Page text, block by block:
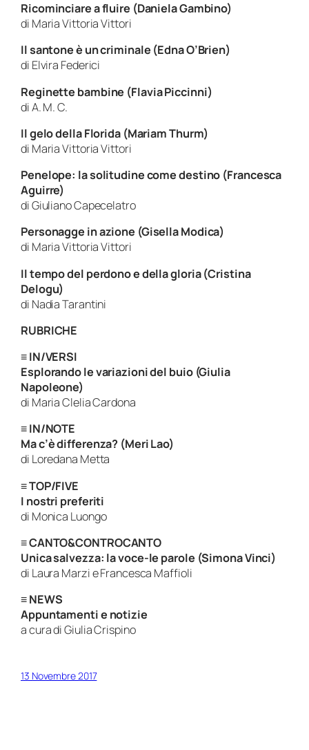
Ricominciare a fluire (Daniela Gambino)
di Maria Vittoria Vittori
Il santone è un criminale (Edna O’Brien)
di Elvira Federici
Reginette bambine (Flavia Piccinni)
di A. M. C.
Il gelo della Florida (Mariam Thurm)
di Maria Vittoria Vittori
Penelope: la solitudine come destino (Francesca
Aguirre)
di Giuliano Capecelatro
Personagge in azione (Gisella Modica)
di Maria Vittoria Vittori
Il tempo del perdono e della gloria (Cristina
Delogu)
di Nadia Tarantini
RUBRICHE
≡IN/VERSI
Esplorando le variazioni del buio (Giulia
Napoleone)
di Maria Clelia Cardona
≡IN/NOTE
Ma c’è differenza? (Meri Lao)
di Loredana Metta
≡TOP/FIVE
I nostri preferiti
di Monica Luongo
≡CANTO&CONTROCANTO
Unica salvezza: la voce-le parole (Simona Vinci)
di Laura Marzi e Francesca Maffioli
≡NEWS
Appuntamenti e notizie
a cura di Giulia Crispino
13 Novembre 2017